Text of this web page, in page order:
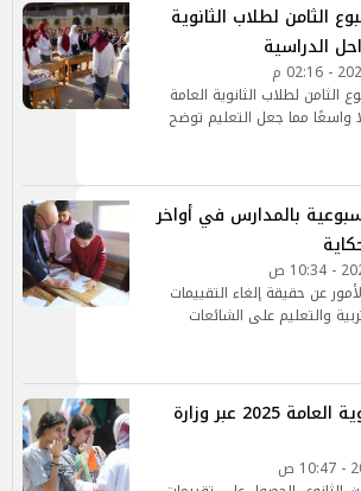
الثامن لطلاب الثانوية
الدراسية
الثامن لطلاب الثانوية العامة
واسعًا مما جعل التعليم توضح
بالمدارس في أواخر
عن حقيقة إلغاء التقييمات
والتعليم على الشائعات
لينك تقييمات الثانوية العامة 2025 عبر وزارة